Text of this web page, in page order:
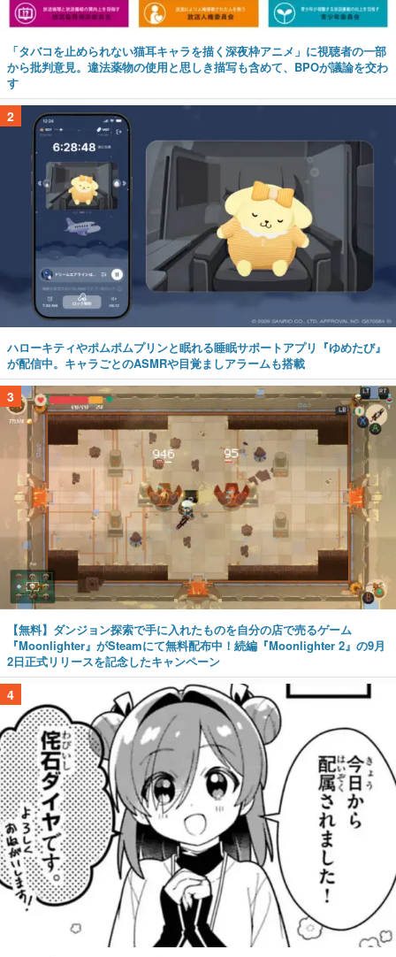
「タバコを止められない猫耳キャラを描く深夜枠アニメ」に視聴者の一部
から批判意見。違法薬物の使用と思しき描写も含めて、BPOが議論を交わ
す
2
ハローキティやポムポムプリンと眠れる睡眠サポートアプリ『ゆめたび』
が配信中。キャラごとのASMRや目覚ましアラームも搭載
3
【無料】ダンジョン探索で手に入れたものを自分の店で売るゲーム
『Moonlighter』がSteamにて無料配布中！続編『Moonlighter 2』の9月
2日正式リリースを記念したキャンペーン
4